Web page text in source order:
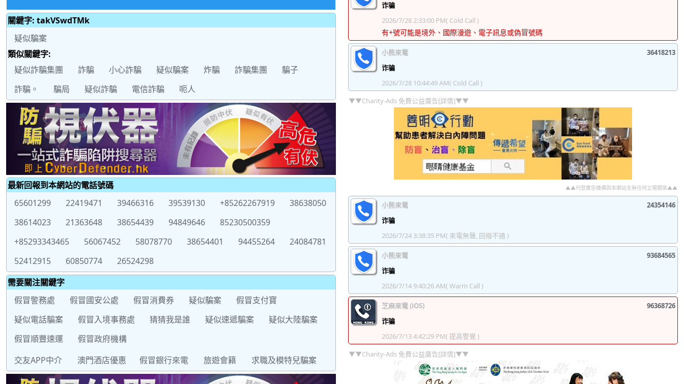
關鍵字: takVSwdTMk
疑似騙案
類似關鍵字:
疑似詐騙集團
詐騙 小心詐騙 疑似騙案 炸騙 詐騙集團
騙子
詐騙。
騙局 疑似詐騙 電信詐騙 呃人
最新回報到本網站的電話號碼
65601299
22419471 39466316 39539130 +85262267919
38638050
38614023
21363648 38654439 94849646
85230500359
+85293343465
56067452 58078770 38654401 94455264
24084781
52412915
60850774
26524298
需要關注關鍵字
假冒警務處
假冒國安公處 假冒消費券 疑似騙案
假冒支付寶
疑似電話騙案
假冒入境事務處 猜猜我是誰 疑似速遞騙案
疑似大陸騙案
假冒順豐速運
假冒政府機構
交友APP中介
澳門酒店優惠 假冒銀行來電 旅遊會籍 求職及模特兒騙案
诈骗
2026/7/28 2:33:00 PM( Cold Call )
有+號可能是境外、國際漫遊、電子訊息或偽冒號碼
小熊來電
36418213
诈骗
2026/7/28 10:44:49 AM( Cold Call )
▼▼Charity-Ads 免費公益廣告[詳情]▼▼
▲▲刊登廣告機構與本網站全無任何立場關係▲▲
小熊來電
24354146
诈骗
2026/7/24 3:38:35 PM( 來電無聲, 回撥不通 )
小熊來電
93684565
诈骗
2026/7/14 9:40:26 AM( Warm Call )
芝麻來電 (iOS)
96368726
诈骗
2026/7/13 4:42:29 PM( 提高警覺 )
▼▼Charity-Ads 免費公益廣告[詳情]▼▼